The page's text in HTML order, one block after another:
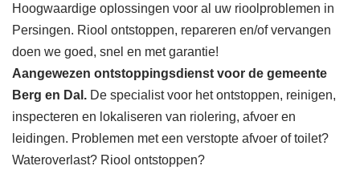
Hoogwaardige oplossingen voor al uw rioolproblemen in
Persingen. Riool ontstoppen, repareren en/of vervangen
doen we goed, snel en met garantie!
Aangewezen ontstoppingsdienst voor de gemeente
Berg en Dal. De specialist voor het ontstoppen, reinigen,
inspecteren en lokaliseren van riolering, afvoer en
leidingen. Problemen met een verstopte afvoer of toilet?
Wateroverlast? Riool ontstoppen?